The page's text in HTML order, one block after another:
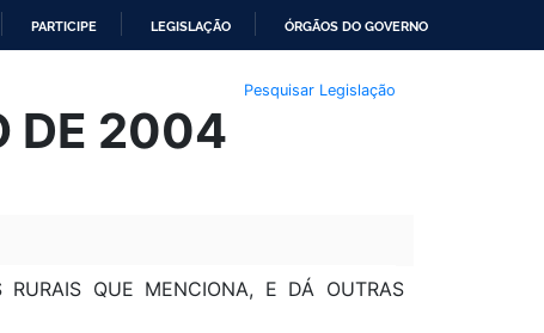
PARTICIPE LEGISLAÇÃO ÓRGÃOS DO GOVERNO
Pesquisar Legislação
DE 2004
RURAIS QUE MENCIONA, E DÁ OUTRAS